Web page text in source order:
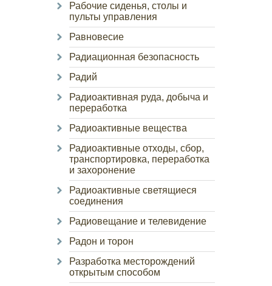
Рабочие сиденья, столы и
пульты управления
Равновесие
Радиационная безопасность
Радий
Радиоактивная руда, добыча и
переработка
Радиоактивные вещества
Радиоактивные отходы, сбор,
транспортировка, переработка
и захоронение
Радиоактивные светящиеся
соединения
Радиовещание и телевидение
Радон и торон
Разработка месторождений
открытым способом